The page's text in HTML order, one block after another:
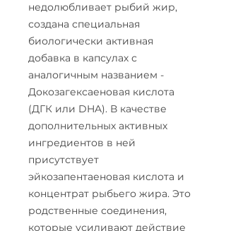
недолюбливает рыбий жир,
создана специальная
биологически активная
добавка в капсулах с
аналогичным названием -
Докозагексаеновая кислота
(ДГК или DHA). В качестве
дополнительных активных
ингредиентов в ней
присутствует
эйкозапентаеновая кислота и
концентрат рыбьего жира. Это
родственные соединения,
которые усиливают действие